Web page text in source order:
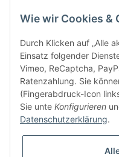
Bitte senden Sie mir
jederzeit widerruflich
Wie wir Cookies &
Durch Klicken auf „Alle
Einsatz folgender
Vimeo, ReCaptcha,
Ratenzahlung. Sie
(Fingerabdruck-Icon
Sie unte Konfigurieren
Datenschutzerklärung.